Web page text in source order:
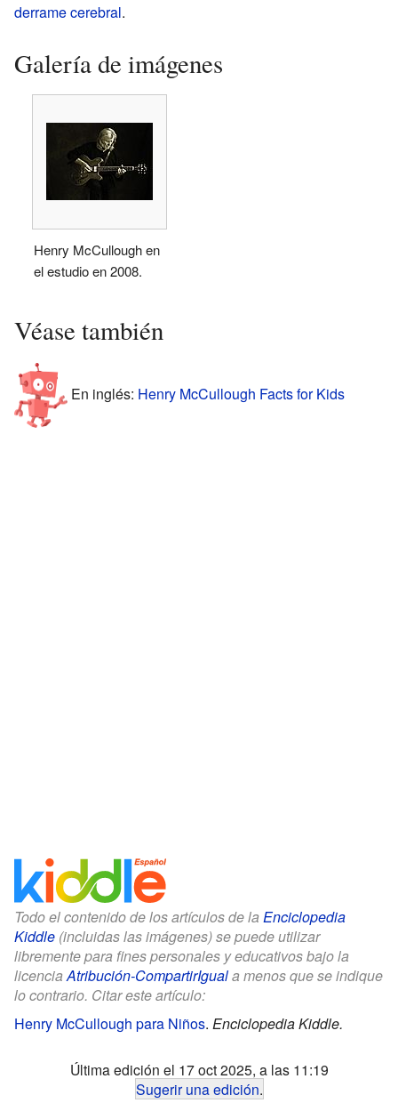
derrame cerebral.
Galería de imágenes
Henry McCullough en
el estudio en 2008.
Véase también
En inglés: Henry McCullough Facts for Kids
Todo el contenido de los artículos de la Enciclopedia
Kiddle (incluidas las imágenes) se puede utilizar
libremente para fines personales y educativos bajo la
licenciaAtribución-CompartirIguala menos que se indique
lo contrario. Citar este artículo:
Henry McCullough para Niños. Enciclopedia Kiddle.
Última edición el 17 oct 2025, a las 11:19
Sugerir una edición.